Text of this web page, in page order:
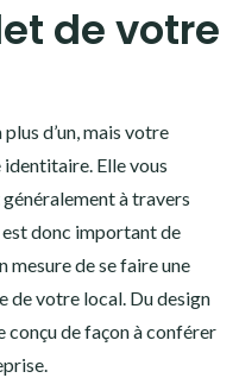
de votre
d’un, mais votre
Elle vous
à travers
donc important de
mesure de se faire une
de votre local. Du design
de façon à conférer